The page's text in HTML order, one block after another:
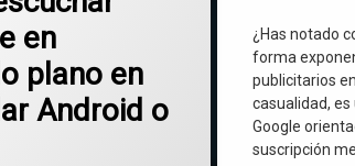
¿Has notado
forma
publicitarios
casualidad,
Google
suscripción
en
plano en
Android o